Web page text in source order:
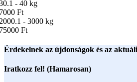
- 40 kg
Ft
- 3000 kg
Ft
Érdekelnek az újdonságok és az
Iratkozz fel! (Hamarosan)